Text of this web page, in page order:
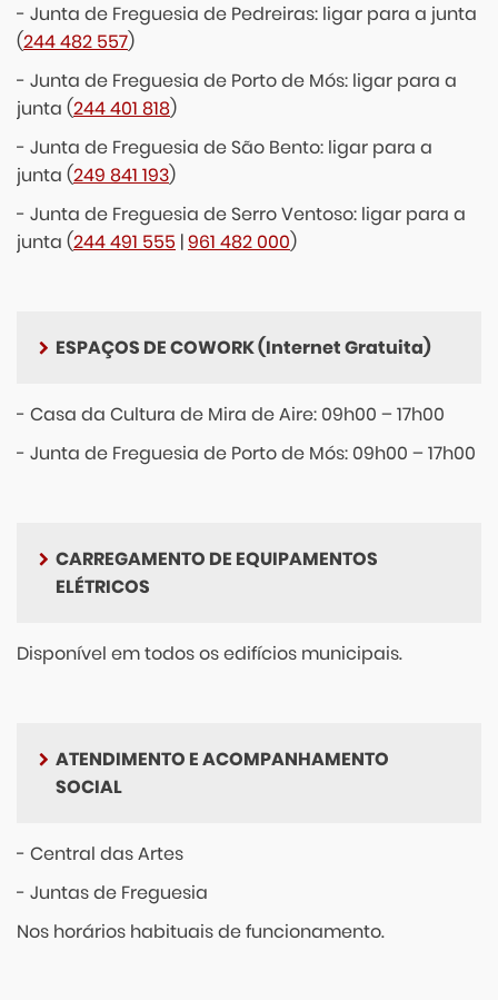
- Junta de Freguesia de Pedreiras: ligar para a junta
(244 482 557)
- Junta de Freguesia de Porto de Mós: ligar para a
junta (244 401 818)
- Junta de Freguesia de São Bento: ligar para a
junta (249 841 193)
- Junta de Freguesia de Serro Ventoso: ligar para a
junta (244 491 555 |961 482 000)
ESPAÇOS DE COWORK (Internet Gratuita)
- Casa da Cultura de Mira de Aire: 09h00 – 17h00
- Junta de Freguesia de Porto de Mós: 09h00 – 17h00
CARREGAMENTO DE EQUIPAMENTOS
ELÉTRICOS
Disponível em todos os edifícios municipais.
ATENDIMENTO E ACOMPANHAMENTO
SOCIAL
- Central das Artes
- Juntas de Freguesia
Nos horários habituais de funcionamento.